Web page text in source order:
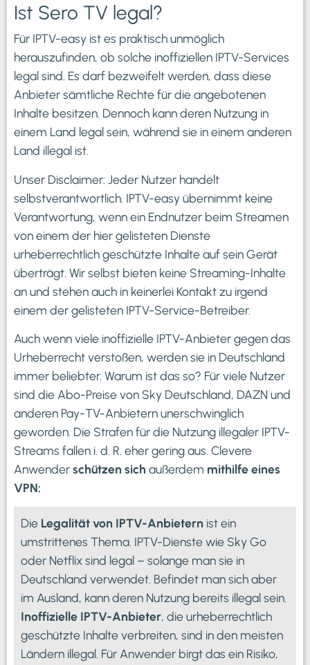
Ist Sero TV legal?
Für IPTV-easy ist es praktisch unmöglich
herauszufinden, ob solche inoffiziellen IPTV-Services
legal sind. Es darf bezweifelt werden, dass diese
Anbieter sämtliche Rechte für die angebotenen
Inhalte besitzen. Dennoch kann deren Nutzung in
einem Land legal sein, während sie in einem anderen
Land illegal ist.
Unser Disclaimer: Jeder Nutzer handelt
selbstverantwortlich. IPTV-easy übernimmt keine
Verantwortung, wenn ein Endnutzer beim Streamen
von einem der hier gelisteten Dienste
urheberrechtlich geschützte Inhalte auf sein Gerät
überträgt. Wir selbst bieten keine Streaming-Inhalte
an und stehen auch in keinerlei Kontakt zu irgend
einem der gelisteten IPTV-Service-Betreiber.
Auch wenn viele inoffizielle IPTV-Anbieter gegen das
Urheberrecht verstoßen, werden sie in Deutschland
immer beliebter. Warum ist das so? Für viele Nutzer
sind die Abo-Preise von Sky Deutschland, DAZN und
anderen Pay-TV-Anbietern unerschwinglich
geworden. Die Strafen für die Nutzung illegaler IPTV-
Streams fallen i. d. R. eher gering aus. Clevere
Anwenderschützen sich außerdem mithilfe eines
VPN:
Die Legalität von IPTV-Anbietern ist ein
umstrittenes Thema. IPTV-Dienste wie Sky Go
oder Netflix sind legal – solange man sie in
Deutschland verwendet. Befindet man sich aber
im Ausland, kann deren Nutzung bereits illegal sein.
Inoffizielle IPTV-Anbieter, die urheberrechtlich
geschützte Inhalte verbreiten, sind in den meisten
Ländern illegal. Für Anwender birgt das ein Risiko,